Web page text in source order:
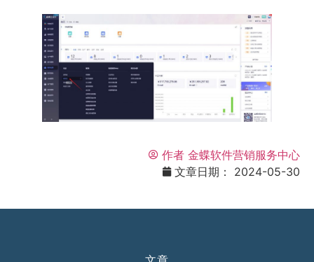
作者 金蝶软件营销服务中心
文章日期：
2024-05-30